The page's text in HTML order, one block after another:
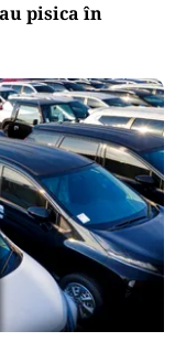
pisica în